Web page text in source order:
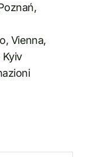
Vienna,
Kyiv